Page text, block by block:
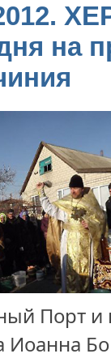
на
Порт и
Иоанна